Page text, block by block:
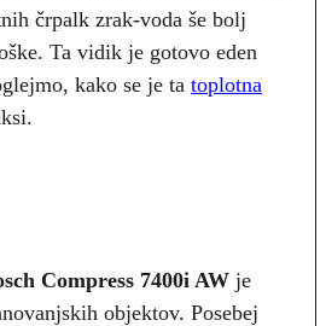
črpalk zrak-voda še bolj
Ta vidik je gotovo eden
kako se je ta toplotna
Compress 7400i AW je
objektov. Posebej